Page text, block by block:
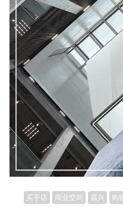
买手店 商业空间 嘉兴 购